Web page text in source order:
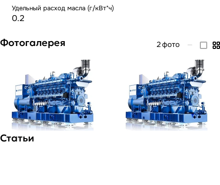
Удельный расход масла (г/кВт*ч)
0.2
Фотогалерея 2фото —
Статьи